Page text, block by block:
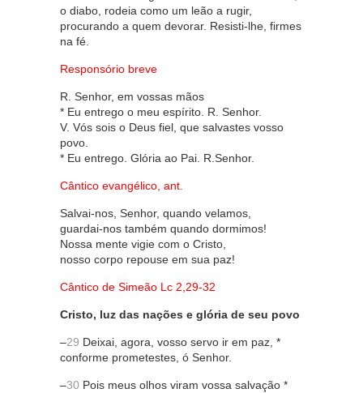
o diabo, rodeia como um leão a rugir,
procurando a quem devorar. Resisti-lhe, firmes
na fé.
Responsório breve
R. Senhor, em vossas mãos
* Eu entrego o meu espírito. R. Senhor.
V. Vós sois o Deus fiel, que salvastes vosso
povo.
* Eu entrego. Glória ao Pai. R.Senhor.
Cântico evangélico, ant.
Salvai-nos, Senhor, quando velamos,
guardai-nos também quando dormimos!
Nossa mente vigie com o Cristo,
nosso corpo repouse em sua paz!
Cântico de Simeão Lc 2,29-32
Cristo, luz das nações e glória de seu povo
–29 Deixai, agora, vosso servo ir em paz, *
conforme prometestes, ó Senhor.
–30 Pois meus olhos viram vossa salvação *